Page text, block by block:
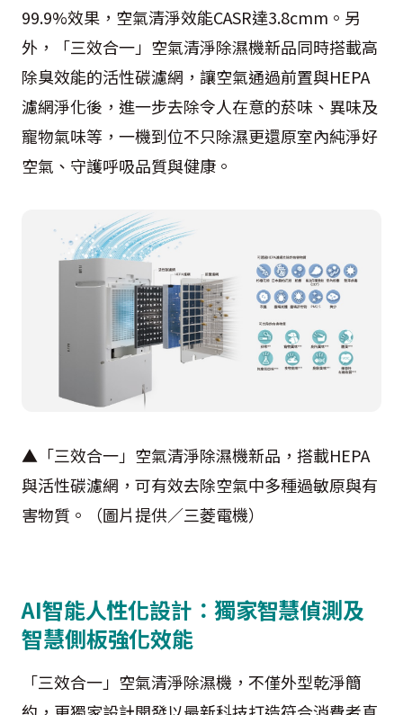
99.9%效果，空氣清淨效能CASR達3.8cmm。另
外，「三效合一」空氣清淨除濕機新品同時搭載高
除臭效能的活性碳濾網，讓空氣通過前置與HEPA
濾網淨化後，進一步去除令人在意的菸味、異味及
寵物氣味等，一機到位不只除濕更還原室內純淨好
空氣、守護呼吸品質與健康。
▲「三效合一」空氣清淨除濕機新品，搭載HEPA
與活性碳濾網，可有效去除空氣中多種過敏原與有
害物質。（圖片提供／三菱電機）
AI智能人性化設計：獨家智慧偵測及
智慧側板強化效能
「三效合一」空氣清淨除濕機，不僅外型乾淨簡